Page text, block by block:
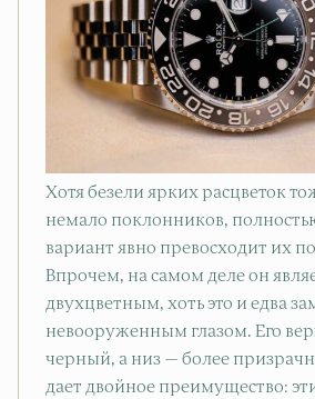
Хотя безели ярких расцветок
немало поклонников,
вариант явно превосходит их
Впрочем, на самом деле он
двухцветным, хоть это и едва
невооруженным глазом. Его
черный, а низ — более
дает двойное преимущество: